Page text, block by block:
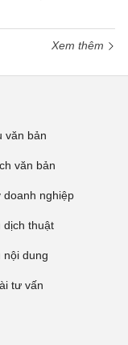
Xem thêm
văn bản
văn bản
doanh nghiệp
dịch thuật
nội dung
tư vấn